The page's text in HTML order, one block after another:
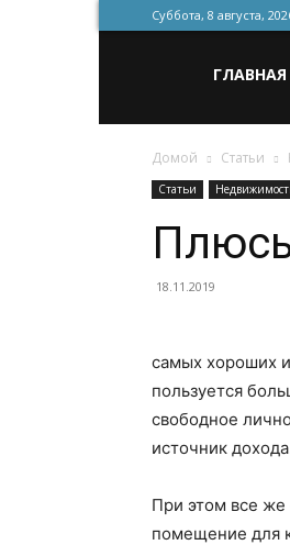
Суббота, 8 августа,
для
строительства
ремонта
ГЛАВНАЯ
Домой Статьи
Статьи
18.11.2019
самых хороших и
пользуется
свободное
источник
При этом все же
помещение для